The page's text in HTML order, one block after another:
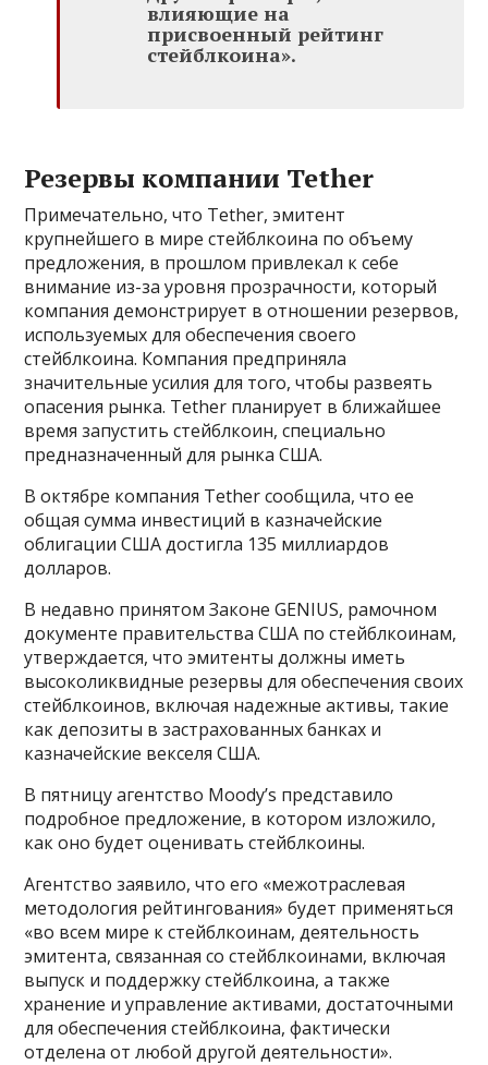
влияющие на
присвоенный рейтинг
стейблкоина».
Резервы компании Tether
Примечательно, что Tether, эмитент
крупнейшего в мире стейблкоина по объему
предложения, в прошлом привлекал к себе
внимание из-за уровня прозрачности, который
компания демонстрирует в отношении резервов,
используемых для обеспечения своего
стейблкоина. Компания предприняла
значительные усилия для того, чтобы развеять
опасения рынка. Tether планирует в ближайшее
время запустить стейблкоин, специально
предназначенный для рынка США.
В октябре компания Tether сообщила, что ее
общая сумма инвестиций в казначейские
облигации США достигла 135 миллиардов
долларов.
В недавно принятом Законе GENIUS, рамочном
документе правительства США по стейблкоинам,
утверждается, что эмитенты должны иметь
высоколиквидные резервы для обеспечения своих
стейблкоинов, включая надежные активы, такие
как депозиты в застрахованных банках и
казначейские векселя США.
В пятницу агентство Moody’s представило
подробное предложение, в котором изложило,
как оно будет оценивать стейблкоины.
Агентство заявило, что его «межотраслевая
методология рейтингования» будет применяться
«во всем мире к стейблкоинам, деятельность
эмитента, связанная со стейблкоинами, включая
выпуск и поддержку стейблкоина, а также
хранение и управление активами, достаточными
для обеспечения стейблкоина, фактически
отделена от любой другой деятельности».